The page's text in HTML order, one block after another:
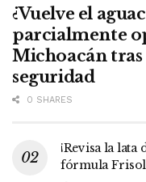
¿Vuelve el
parcialmente
Michoacán tras
seguridad
0 SHARES
¡Revisa la
fórmula